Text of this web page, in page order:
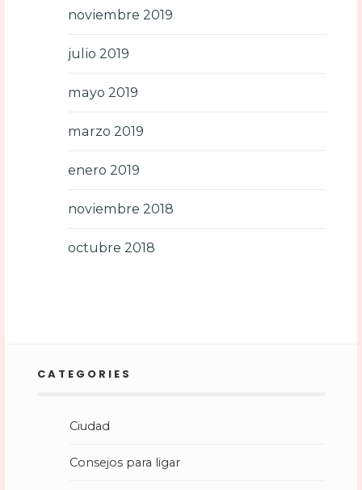
noviembre 2019
julio 2019
mayo 2019
marzo 2019
enero 2019
noviembre 2018
octubre 2018
CATEGORIES
Ciudad
Consejos para ligar